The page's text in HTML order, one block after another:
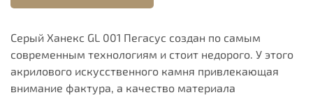
Серый Ханекс GL 001 Пегасус создан по самым
современным технологиям и стоит недорого. У этого
акрилового искусственного камня привлекающая
внимание фактура, а качество материала